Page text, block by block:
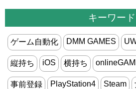
キーワード
ゲーム自動化 DMM GAMES
縦持ち iOS 横持ち
事前登録 PlayStation4 Steam